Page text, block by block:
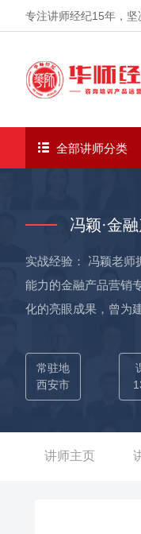
专注讲师经纪15年 ，
全部讲师分类
冯颖·金
实战经验： 冯颖老师
能力的金融产品营销
化的亮眼成果，曾为
公司私募股权基金设
规模突破百亿元，
经验深厚，拓渠与提
定投、销售技巧、
常驻地
西安市
讲师主页